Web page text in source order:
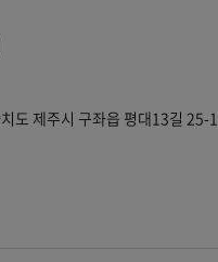
도 제주시 구좌읍 평대13길 25-1